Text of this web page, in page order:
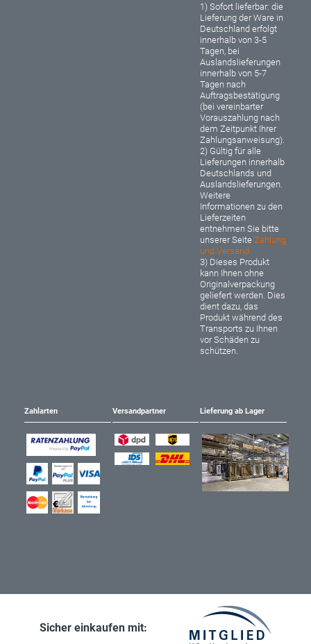
1) Sofort lieferbar: die
Lieferung der Ware in
Deutschland erfolgt
innerhalb von 3-5
Tagen, bei
Auslandslieferungen
innerhalb von 5-7
Tagen nach
Auftragsbestätigung
(bei vereinbarter
Vorauszahlung nach
dem Zeitpunkt Ihrer
Zahlungsanweisung).
2) Gültig für alle
Lieferungen innerhalb
Deutschlands und
Auslandslieferungen.
Weitere
Informationen zu den
Lieferzeiten
entnehmen Sie bitte
unserer SeiteZahlung
und Versand
3) Dieses Produkt
kann Ihnen ohne
Originalverpackung
geliefert werden. Dies
dient dazu, das
Produkt während des
Transports zu Ihnen
vor Schäden zu
schützen.
Zahlarten Versandpartner Lieferung ab Lager
Sicher einkaufen mit: